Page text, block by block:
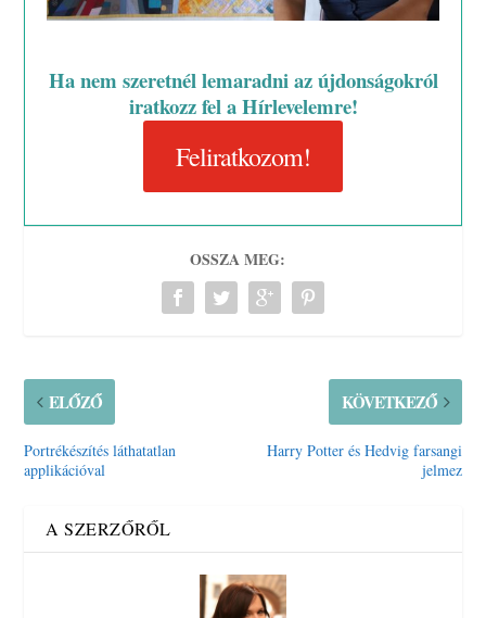
Ha nem szeretnél lemaradni az újdonságokról
iratkozz fel a Hírlevelemre!
Feliratkozom!
OSSZA MEG:
ELŐZŐ
Portrékészítés láthatatlan
applikációval
KÖVETKEZŐ
Harry Potter és Hedvig farsangi
jelmez
A SZERZŐRŐL